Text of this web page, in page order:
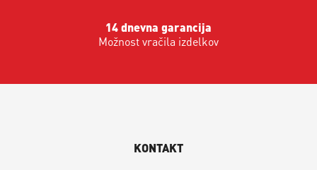
14 dnevna garancija
Možnost vračila izdelkov
KONTAKT